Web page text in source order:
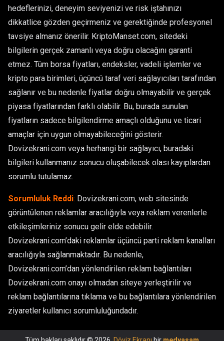
hedeflerinizi, deneyim seviyenizi ve risk iştahınızı
dikkatlice gözden geçirmeniz ve gerektiğinde profesyonel
tavsiye almanız önerilir. KriptoManset.com, sitedeki
bilgilerin gerçek zamanlı veya doğru olacağını garanti
etmez. Tüm borsa fiyatları, endeksler, vadeli işlemler ve
kripto para birimleri, üçüncü taraf veri sağlayıcıları tarafından
sağlanır ve bu nedenle fiyatlar doğru olmayabilir ve gerçek
piyasa fiyatlarından farklı olabilir. Bu, burada sunulan
fiyatların sadece bilgilendirme amaçlı olduğunu ve ticari
amaçlar için uygun olmayabileceğini gösterir.
Dovizekrani.com veya herhangi bir sağlayıcı, buradaki
bilgileri kullanmanız sonucu oluşabilecek olası kayıplardan
sorumlu tutulamaz.
Sorumluluk Reddi: Dovizekrani.com, web sitesinde
görüntülenen reklamlar aracılığıyla veya reklam verenlerle
etkileşimleriniz sonucu gelir elde edebilir.
Dovizekrani.com’daki reklamlar üçüncü parti reklam kanalları
aracılığıyla sağlanmaktadır. Bu nedenle,
Dovizekrani.com’dan yönlendirilen reklam bağlantıları
Dovizekrani.com onayı olmadan siteye yerleştirilir ve
reklam bağlantılarına tıklama ve bu bağlantılara yönlendirilen
ziyaretler kullanıcı sorumluluğundadır.